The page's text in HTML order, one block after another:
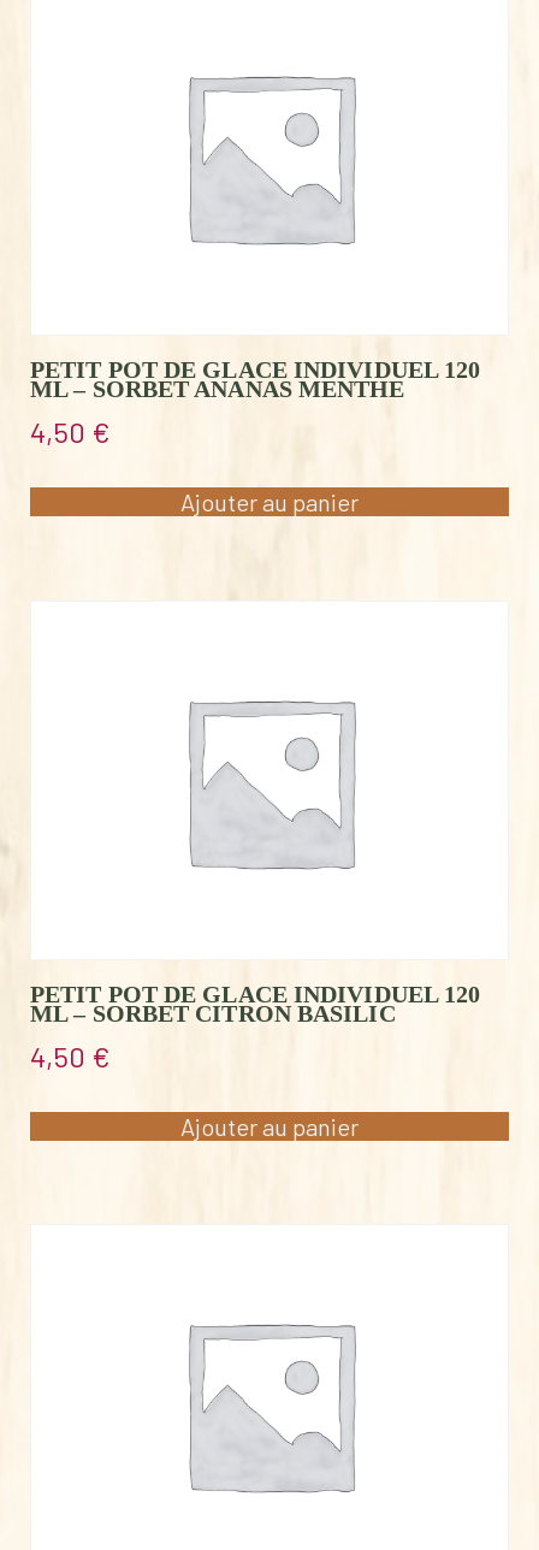
PETIT POT DE GLACE INDIVIDUEL 120
ML – SORBET ANANAS MENTHE
4,50 €
Ajouter au panier
PETIT POT DE GLACE INDIVIDUEL 120
ML – SORBET CITRON BASILIC
4,50 €
Ajouter au panier